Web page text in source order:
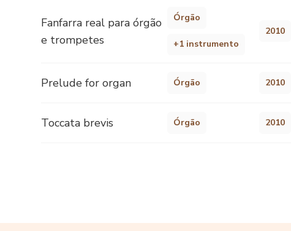
Fanfarra real para órgão
e trompetes
Órgão
+1 instrumento
2010
Prelude for organ Órgão 2010
Toccata brevis Órgão 2010